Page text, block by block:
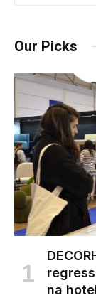
Our Picks
na